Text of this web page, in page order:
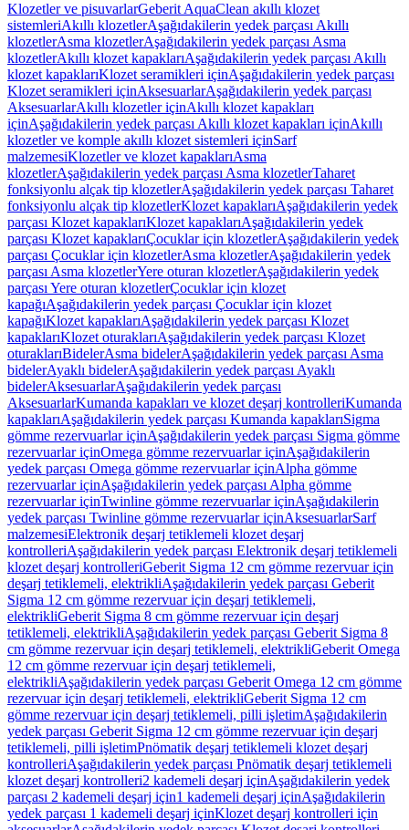
Klozetler ve pisuvarlarGeberit AquaClean akıllı klozet
sistemleriAkıllı klozetlerAşağıdakilerin yedek parçası Akıllı
klozetlerAsma klozetlerAşağıdakilerin yedek parçası Asma
klozetlerAkıllı klozet kapaklarıAşağıdakilerin yedek parçası Akıllı
klozet kapaklarıKlozet seramikleri içinAşağıdakilerin yedek parçası
Klozet seramikleri içinAksesuarlarAşağıdakilerin yedek parçası
AksesuarlarAkıllı klozetler içinAkıllı klozet kapakları
içinAşağıdakilerin yedek parçası Akıllı klozet kapakları içinAkıllı
klozetler ve komple akıllı klozet sistemleri içinSarf
malzemesiKlozetler ve klozet kapaklarıAsma
klozetlerAşağıdakilerin yedek parçası Asma klozetlerTaharet
fonksiyonlu alçak tip klozetlerAşağıdakilerin yedek parçası Taharet
fonksiyonlu alçak tip klozetlerKlozet kapaklarıAşağıdakilerin yedek
parçası Klozet kapaklarıKlozet kapaklarıAşağıdakilerin yedek
parçası Klozet kapaklarıÇocuklar için klozetlerAşağıdakilerin yedek
parçası Çocuklar için klozetlerAsma klozetlerAşağıdakilerin yedek
parçası Asma klozetlerYere oturan klozetlerAşağıdakilerin yedek
parçası Yere oturan klozetlerÇocuklar için klozet
kapağıAşağıdakilerin yedek parçası Çocuklar için klozet
kapağıKlozet kapaklarıAşağıdakilerin yedek parçası Klozet
kapaklarıKlozet oturaklarıAşağıdakilerin yedek parçası Klozet
oturaklarıBidelerAsma bidelerAşağıdakilerin yedek parçası Asma
bidelerAyaklı bidelerAşağıdakilerin yedek parçası Ayaklı
bidelerAksesuarlarAşağıdakilerin yedek parçası
AksesuarlarKumanda kapakları ve klozet deşarj kontrolleriKumanda
kapaklarıAşağıdakilerin yedek parçası Kumanda kapaklarıSigma
gömme rezervuarlar içinAşağıdakilerin yedek parçası Sigma gömme
rezervuarlar içinOmega gömme rezervuarlar içinAşağıdakilerin
yedek parçası Omega gömme rezervuarlar içinAlpha gömme
rezervuarlar içinAşağıdakilerin yedek parçası Alpha gömme
rezervuarlar içinTwinline gömme rezervuarlar içinAşağıdakilerin
yedek parçası Twinline gömme rezervuarlar içinAksesuarlarSarf
malzemesiElektronik deşarj tetiklemeli klozet deşarj
kontrolleriAşağıdakilerin yedek parçası Elektronik deşarj tetiklemeli
klozet deşarj kontrolleriGeberit Sigma 12 cm gömme rezervuar için
deşarj tetiklemeli, elektrikliAşağıdakilerin yedek parçası Geberit
Sigma 12 cm gömme rezervuar için deşarj tetiklemeli,
elektrikliGeberit Sigma 8 cm gömme rezervuar için deşarj
tetiklemeli, elektrikliAşağıdakilerin yedek parçası Geberit Sigma 8
cm gömme rezervuar için deşarj tetiklemeli, elektrikliGeberit Omega
12 cm gömme rezervuar için deşarj tetiklemeli,
elektrikliAşağıdakilerin yedek parçası Geberit Omega 12 cm gömme
rezervuar için deşarj tetiklemeli, elektrikliGeberit Sigma 12 cm
gömme rezervuar için deşarj tetiklemeli, pilli işletimAşağıdakilerin
yedek parçası Geberit Sigma 12 cm gömme rezervuar için deşarj
tetiklemeli, pilli işletimPnömatik deşarj tetiklemeli klozet deşarj
kontrolleriAşağıdakilerin yedek parçası Pnömatik deşarj tetiklemeli
klozet deşarj kontrolleri2 kademeli deşarj içinAşağıdakilerin yedek
parçası 2 kademeli deşarj için1 kademeli deşarj içinAşağıdakilerin
yedek parçası 1 kademeli deşarj içinKlozet deşarj kontrolleri için